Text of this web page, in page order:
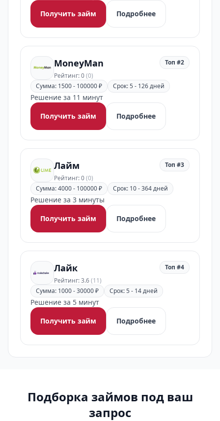
Получить займ
Подробнее
MoneyMan
Рейтинг: 0(0)
Топ #2
Сумма: 1500 - 100000 ₽ Срок: 5 - 126 дней
Решение за 11 минут
Получить займ
Подробнее
Лайм
Рейтинг: 0(0)
Топ #3
Сумма: 4000 - 100000 ₽ Срок: 10 - 364 дней
Решение за 3 минуты
Получить займ
Подробнее
Лайк
Рейтинг: 3.6(11)
Топ #4
Сумма: 1000 - 30000 ₽ Срок: 5 - 14 дней
Решение за 5 минут
Получить займ
Подробнее
Подборка займов под ваш
запрос